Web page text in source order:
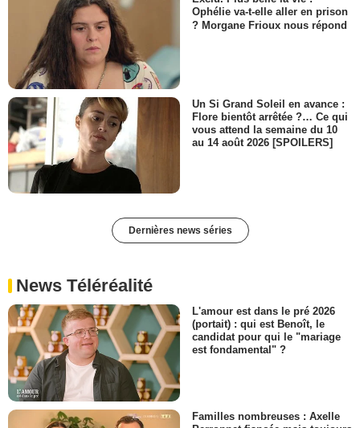
Ophélie va-t-elle aller en prison
? Morgane Frioux nous répond
Un Si Grand Soleil en avance :
Flore bientôt arrêtée ?… Ce qui
vous attend la semaine du 10
au 14 août 2026 [SPOILERS]
Dernières news séries
News Téléréalité
L'amour est dans le pré 2026
(portait) : qui est Benoît, le
candidat pour qui le "mariage
est fondamental" ?
Familles nombreuses : Axelle